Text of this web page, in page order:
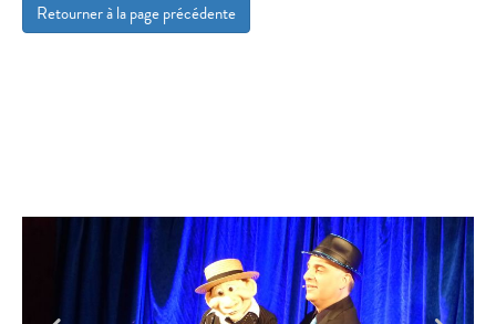
Retourner à la page précédente